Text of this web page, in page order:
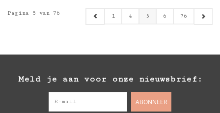
Pagina 5 van 76 1 4 5 6 76
Meld je aan voor onze nieuwsbrief:
ABONNEER